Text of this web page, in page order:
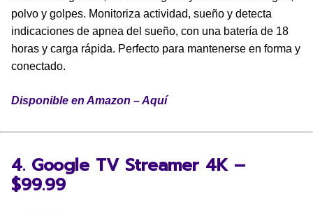
polvo y golpes. Monitoriza actividad, sueño y detecta
indicaciones de apnea del sueño, con una batería de 18
horas y carga rápida. Perfecto para mantenerse en forma y
conectado.
Disponible en Amazon – Aquí
4. Google TV Streamer 4K –
$99.99